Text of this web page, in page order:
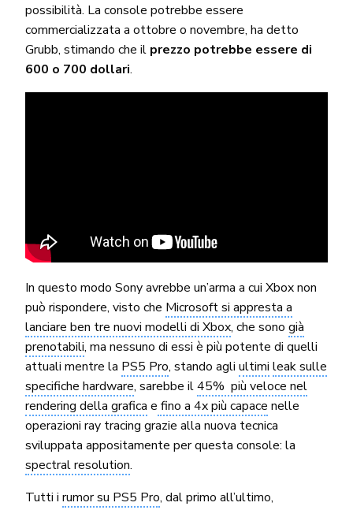
possibilità. La console potrebbe essere
commercializzata a ottobre o novembre, ha detto
Grubb, stimando che il prezzo potrebbe essere di
600 o 700 dollari.
In questo modo Sony avrebbe un’arma a cui Xbox non
può rispondere, visto che Microsoft si appresta a
lanciare ben tre nuovi modelli di Xbox, che sonogià
prenotabili, ma nessuno di essi è più potente di quelli
attuali mentre la PS5 Pro, stando agliultimi leak sulle
specifiche hardware, sarebbe il45% più veloce nel
rendering della grafica e fino a 4x più capace nelle
operazioni ray tracing grazie alla nuova tecnica
sviluppata appositamente per questa console: la
spectral resolution.
Tutti i rumor su PS5 Pro, dal primo all’ultimo,